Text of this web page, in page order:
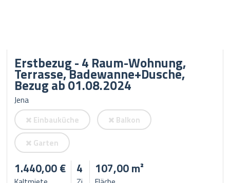
Erstbezug - 4 Raum-Wohnung,
Terrasse, Badewanne+Dusche,
Bezug ab 01.08.2024
Jena
Einbauküche
Balkon
Garten
1.440,00 € 4 107,00 m²